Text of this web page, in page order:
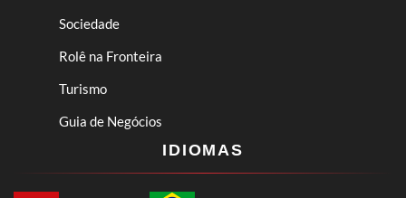
Sociedade
Rolê na Fronteira
Turismo
Guia de Negócios
IDIOMAS